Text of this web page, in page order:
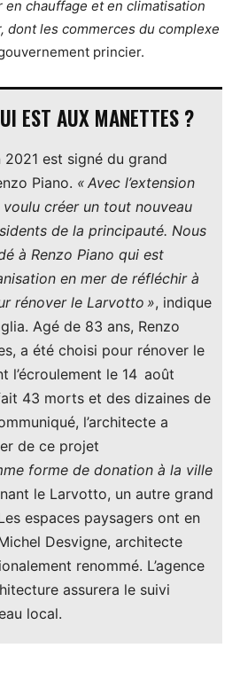
en chauffage et en climatisation
dont les commerces du complexe
princier.
EST AUX MANETTES ?
est signé du grand
Piano. « Avec l’extension
créer un tout nouveau
de la principauté. Nous
à Renzo Piano qui est
en mer de réfléchir à
rénover le Larvotto », indique
Agé de 83 ans, Renzo
a été choisi pour rénover le
l’écroulement le 14 août
43 morts et des dizaines de
l’architecte a
de ce projet
forme de donation à la ville
le Larvotto, un autre grand
espaces paysagers ont en
Desvigne, architecte
renommé. L’agence
assurera le suivi
local.